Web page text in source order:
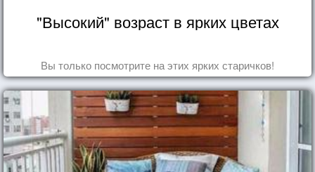
"Высокий" возраст в ярких цветах
Вы только посмотрите на этих ярких старичков!